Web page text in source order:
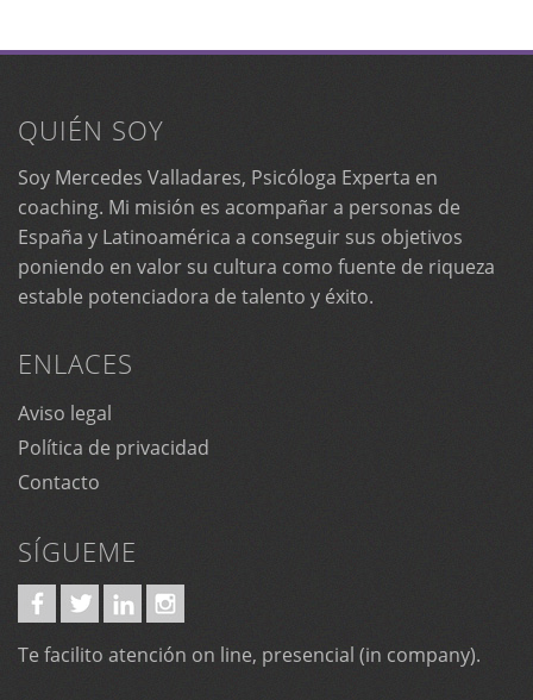
QUIÉN SOY
Soy Mercedes Valladares, Psicóloga Experta en
coaching. Mi misión es acompañar a personas de
España y Latinoamérica a conseguir sus objetivos
poniendo en valor su cultura como fuente de riqueza
estable potenciadora de talento y éxito.
ENLACES
Aviso legal
Política de privacidad
Contacto
SÍGUEME
Te facilito atención on line, presencial (in company).